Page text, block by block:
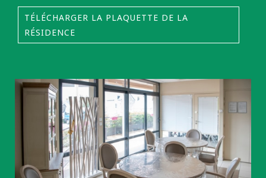
TÉLÉCHARGER LA PLAQUETTE DE LA
RÉSIDENCE